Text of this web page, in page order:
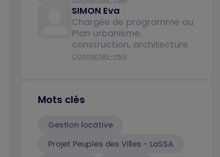
SIMON Eva
Chargée de programme au
Plan urbanisme,
construction, architecture
Contactez-moi
Mots clés
Gestion locative
Projet Peuples des Villes - LaSSA